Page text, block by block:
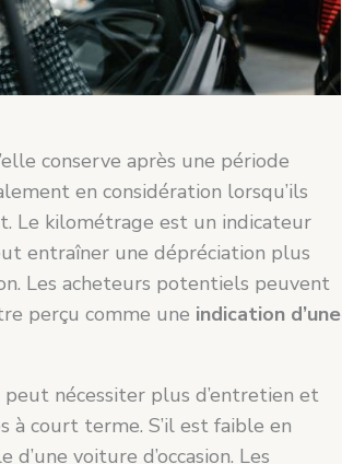
conserve après une période
en considération lorsqu’ils
Le kilométrage est un indicateur
entraîner une dépréciation plus
Les acheteurs potentiels peuvent
perçu comme une indication d’une
nécessiter plus d’entretien et
à court terme. S’il est faible en
voiture d’occasion. Les